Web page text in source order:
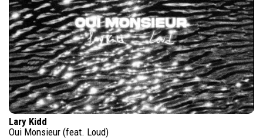
Lary Kidd
Oui Monsieur (feat. Loud)